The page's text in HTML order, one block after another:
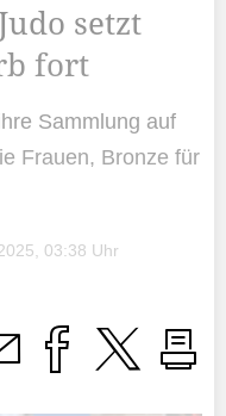
setzt
fort
Sammlung auf
Frauen, Bronze für
03:38 Uhr